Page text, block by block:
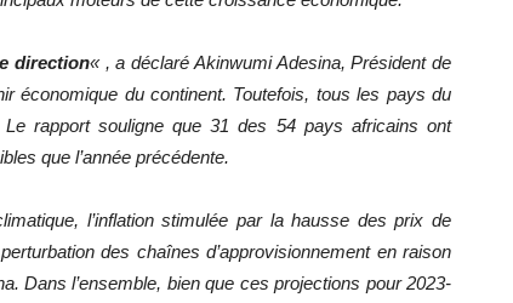
direction« , a déclaré Akinwumi Adesina, Président de
économique du continent. Toutefois, tous les pays du
Le rapport souligne que 31 des 54 pays africains ont
que l’année précédente.
l’inflation stimulée par la hausse des prix de
des chaînes d’approvisionnement en raison
Dans l’ensemble, bien que ces projections pour 2023-